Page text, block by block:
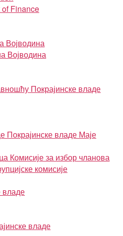
Finance
Војводина
Војводина
Покрајинске владе
Покрајинске владе Маје
Комисије за избор чланова
комисије
владе
владе